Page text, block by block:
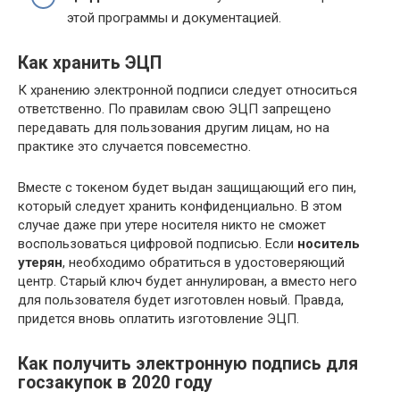
этой программы и документацией.
Как хранить ЭЦП
К хранению электронной подписи следует относиться
ответственно. По правилам свою ЭЦП запрещено
передавать для пользования другим лицам, но на
практике это случается повсеместно.
Вместе с токеном будет выдан защищающий его пин,
который следует хранить конфиденциально. В этом
случае даже при утере носителя никто не сможет
воспользоваться цифровой подписью. Если носитель
утерян, необходимо обратиться в удостоверяющий
центр. Старый ключ будет аннулирован, а вместо него
для пользователя будет изготовлен новый. Правда,
придется вновь оплатить изготовление ЭЦП.
Как получить электронную подпись для
госзакупок в 2020 году